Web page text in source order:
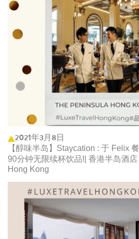
2021年3月8日
【醇味半岛】Staycation : 于 Felix
90分钟无限续杯饮品!| 香港半岛酒
Hong Kong